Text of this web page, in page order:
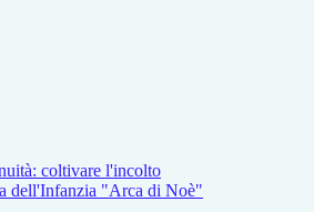
coltivare l'incolto
dell'Infanzia "Arca di Noè"